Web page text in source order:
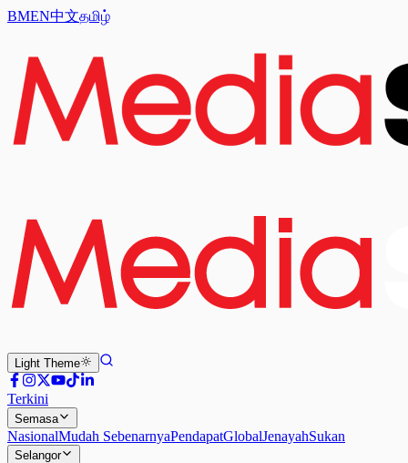
BMEN中文தமிழ்
Light Theme
Terkini
Semasa
NasionalMudah SebenarnyaPendapatGlobalJenayahSukan
Selangor